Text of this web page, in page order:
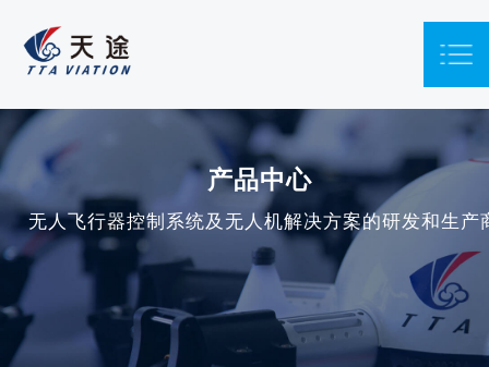
产品中心
无人飞行器控制系统及无人机解决方案的研发和生产